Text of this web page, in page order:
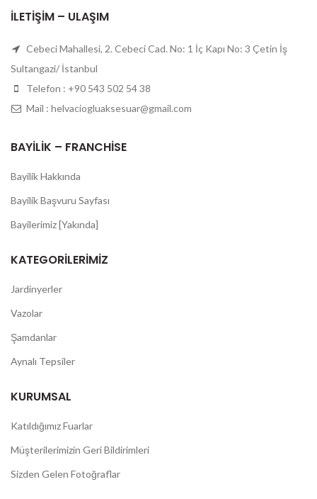
İLETIŞIM – ULAŞIM
Cebeci Mahallesi, 2. Cebeci Cad. No: 1 İç Kapı No: 3 Çetin İş
Sultangazi/ İstanbul
Telefon : +90 543 502 54 38
Mail : helvaciogluaksesuar@gmail.com
BAYILIK – FRANCHISE
Bayilik Hakkında
Bayilik Başvuru Sayfası
Bayilerimiz [Yakında]
KATEGORILERIMIZ
Jardinyerler
Vazolar
Şamdanlar
Aynalı Tepsiler
KURUMSAL
Katıldığımız Fuarlar
Müşterilerimizin Geri Bildirimleri
Sizden Gelen Fotoğraflar